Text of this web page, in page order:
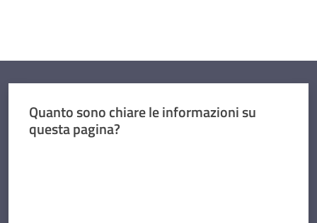
Quanto sono chiare le informazioni su
questa pagina?